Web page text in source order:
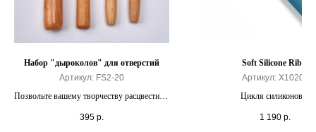
Набор "дыроколов" для отверстий
Артикул: FS2-20
Позвольте вашему творчеству расцвести на
395 р.
Soft Silicone Rib 7
Артикул: X10200
Цикля силиконовая
1 190 р.